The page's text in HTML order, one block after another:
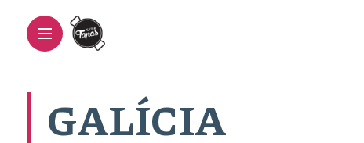
GALÍCIA